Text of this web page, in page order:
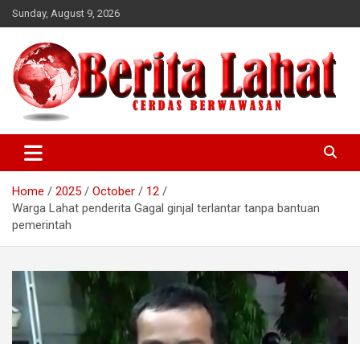
Skip
to
content
Sunday, August 9, 2026
Cerdas
Home 2025 October
12
Warga Lahat penderita Gagal ginjal terlantar tanpa bantuan
pemerintah